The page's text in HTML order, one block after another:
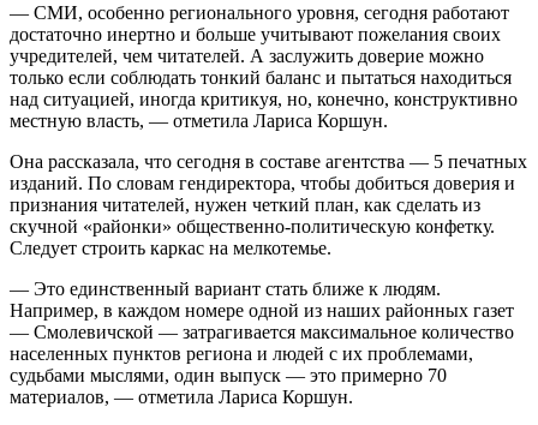
— СМИ, особенно регионального уровня, сегодня работают
достаточно инертно и больше учитывают пожелания своих
учредителей, чем читателей. А заслужить доверие можно
только если соблюдать тонкий баланс и пытаться находиться
над ситуацией, иногда критикуя, но, конечно, конструктивно
местную власть, — отметила Лариса Коршун.
Она рассказала, что сегодня в составе агентства — 5 печатных
изданий. По словам гендиректора, чтобы добиться доверия и
признания читателей, нужен четкий план, как сделать из
скучной «районки» общественно-политическую конфетку.
Следует строить каркас на мелкотемье.
— Это единственный вариант стать ближе к людям.
Например, в каждом номере одной из наших районных газет
— Смолевичской — затрагивается максимальное количество
населенных пунктов региона и людей с их проблемами,
судьбами мыслями, один выпуск — это примерно 70
материалов, — отметила Лариса Коршун.